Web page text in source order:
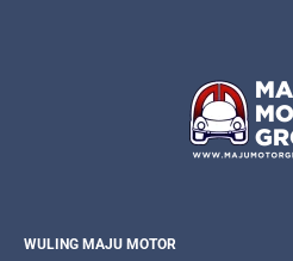
WULING MAJU MOTOR